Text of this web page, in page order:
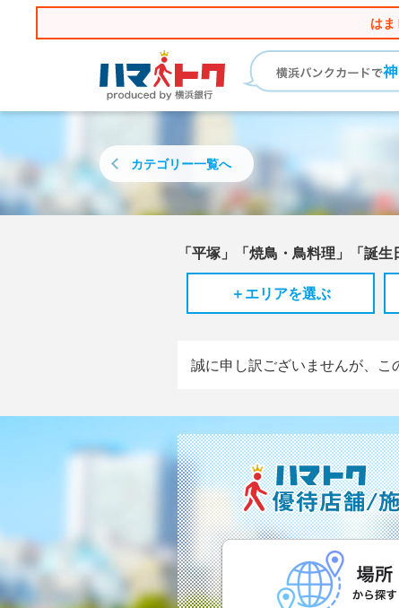
は
カテゴリー一覧へ
「平塚」「焼鳥・鳥料理」「誕
＋エリアを選ぶ
誠に申し訳ございませんが、こ